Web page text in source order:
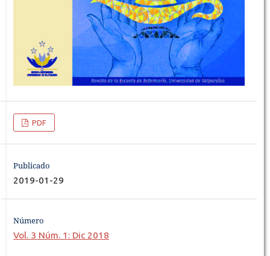
PDF
Publicado
2019-01-29
Número
Vol. 3 Núm. 1: Dic 2018